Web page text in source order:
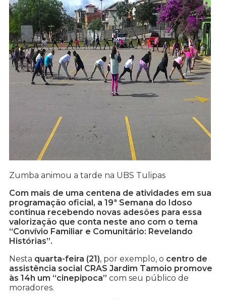
Zumba animou a tarde na UBS Tulipas
Com mais de uma centena de atividades em sua
programação oficial, a 19ª Semana do Idoso
continua recebendo novas adesões para essa
valorização que conta neste ano com o tema
“Convívio Familiar e Comunitário: Revelando
Histórias”.
Nesta quarta-feira (21), por exemplo, o centro de
assistência social CRAS Jardim Tamoio promove
às 14h um “cinepipoca” com seu público de
moradores.